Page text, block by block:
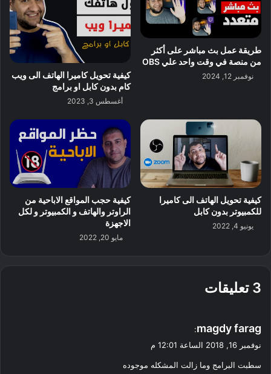
طريقة عمل بث مباشر على أكثر
من منصة في وقت واحد علي OBS
نوفمبر 12, 2024
كيفية تحويل كاميرا الهاتف الى ويب
كام بدون كابل او برامج
أغسطس 3, 2023
كيفية تحويل الهاتف الى كاميرا
للكمبيوتر بدون كابل
يونيو 4, 2022
كيفية حجب المواقع الاباحية من
الراوتر والهاتف و الكمبيوتر و لكل
الاجهزة
مايو 20, 2022
‫3 تعليقات
ي
ل
magdy farag
:
نوفمبر 16, 2018 الساعة 12:01 م
سطبت البرامج وما زالت المشكله موجوده